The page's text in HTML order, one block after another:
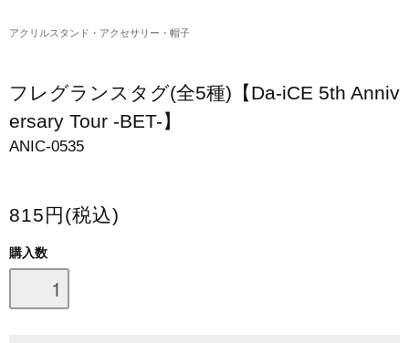
スマホケース・モバイルバッテリー
会場限定グッズ
アクリルスタンド・アクセサリー・帽子
フレグランスタグ(全5種)【Da-iCE 5th Anniv
ersary Tour -BET-】
ANIC-0535
815円(税込)
購入数